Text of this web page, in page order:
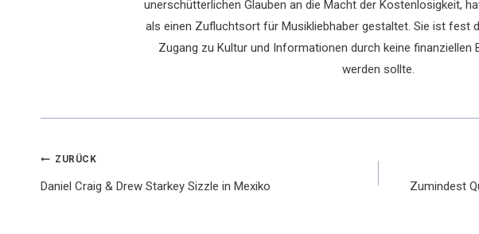
unerschütterlichen Glauben an die Macht der Kostenlosigkeit,
als einen Zufluchtsort für Musikliebhaber gestaltet. Sie ist fest
Zugang zu Kultur und Informationen durch keine finanziellen
werden sollte.
Beitragsnavigation
ZURÜCK
Daniel Craig & Drew Starkey Sizzle in Mexiko Zumindest